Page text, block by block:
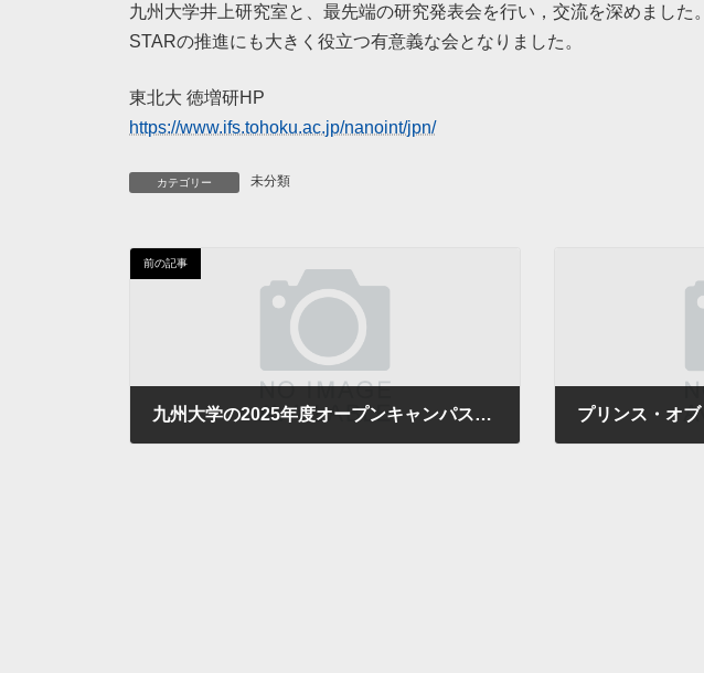
九州大学井上研究室と、最先端の研究発表会を行い，交流を深めました。
STARの推進にも大きく役立つ有意義な会となりました。
東北大 徳増研HP
https://www.ifs.tohoku.ac.jp/nanoint/jpn/
カテゴリー 未分類
前の記事
九州大学の2025年度オープンキャンパスにてアウトリーチ活動を行いました。